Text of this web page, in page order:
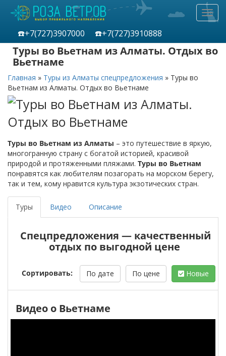
☎️+7(727)3907000 ☎️+7(727)3910888
Туры во Вьетнам из Алматы. Отдых во
Вьетнаме
Главная » Туры из Алматы спецпредложения » Туры во
Вьетнам из Алматы. Отдых во Вьетнаме
Туры во Вьетнам из Алматы – это путешествие в яркую,
многогранную страну с богатой историей, красивой
природой и протяженными пляжами. Туры во Вьетнам
понравятся как любителям позагорать на морском берегу,
так и тем, кому нравится культура экзотических стран.
Туры Видео Описание
Спецпредложения — качественный
отдых по выгодной цене
Сортировать: По дате По цене Новые
Видео о Вьетнаме